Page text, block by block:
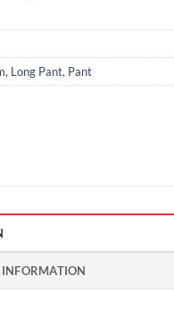
, Long Pant, Pant